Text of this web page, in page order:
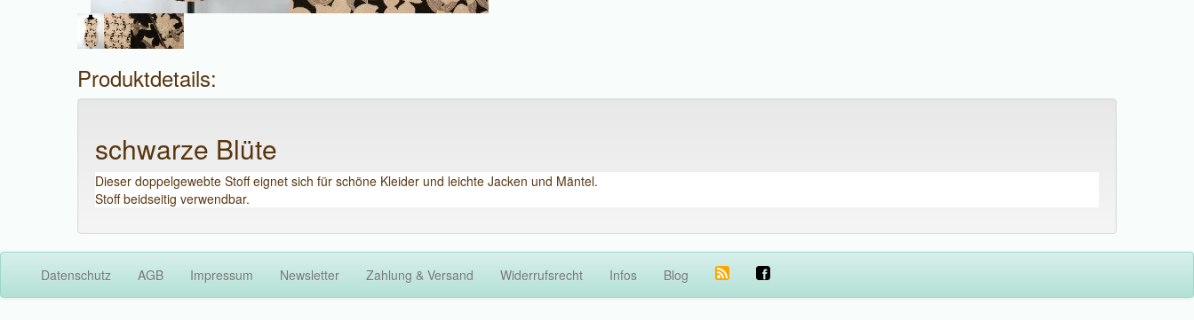
Produktdetails:
schwarze Blüte
Dieser doppelgewebte Stoff eignet sich für schöne Kleider und leichte Jacken und Mäntel.
Stoff beidseitig verwendbar.
Datenschutz AGB Impressum Newsletter Zahlung & Versand Widerrufsrecht Infos Blog